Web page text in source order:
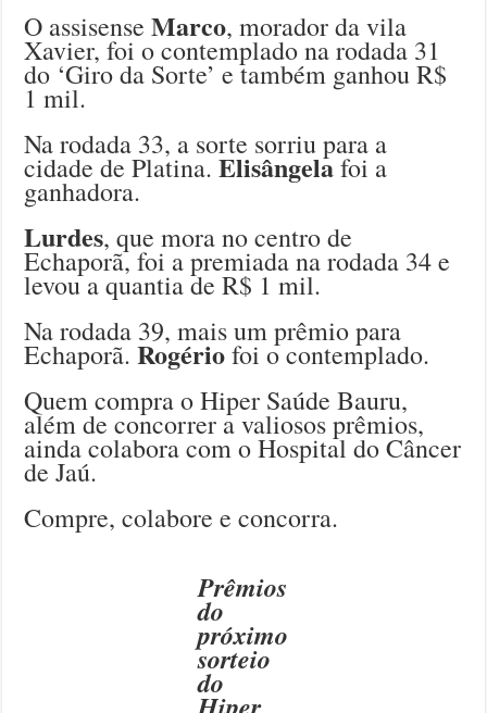
O assisenseMarco, morador da vila
Xavier, foi o contemplado na rodada 31
do ‘Giro da Sorte’ e também ganhou R$
1 mil.
Na rodada 33, a sorte sorriu para a
cidade de Platina.Elisângelafoi a
ganhadora.
Lurdes, que mora no centro de
Echaporã, foi a premiada na rodada 34 e
levou a quantia de R$ 1 mil.
Na rodada 39, mais um prêmio para
Echaporã.Rogériofoi o contemplado.
Quem compra o Hiper Saúde Bauru,
além de concorrer a valiosos prêmios,
ainda colabora com o Hospital do Câncer
de Jaú.
Compre, colabore e concorra.
Prêmios
do
próximo
sorteio
do